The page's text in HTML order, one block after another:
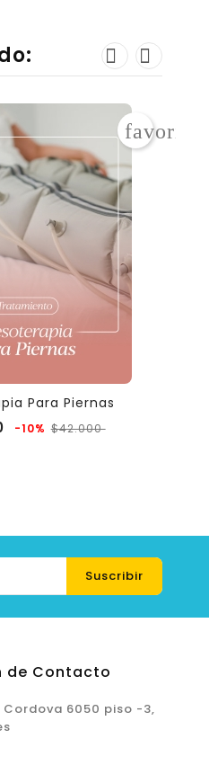
Para Piernas
Precio
-10% $42.000Precio
de Contacto
Cordova 6050 piso -3,